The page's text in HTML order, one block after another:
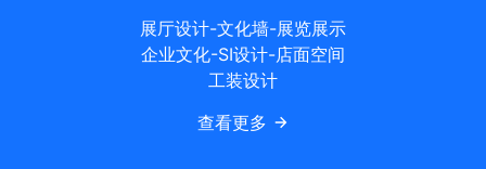
展厅设计-文化墙-展览展示
企业文化-SI设计-店面空间
工装设计
查看更多